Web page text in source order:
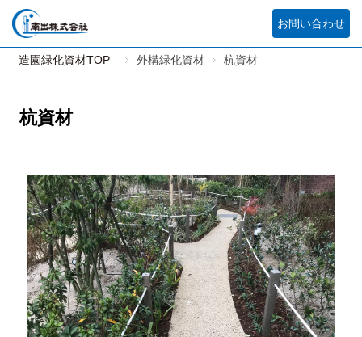
お問い合わせ
造園緑化資材TOP 外構緑化資材 杭資材
杭資材